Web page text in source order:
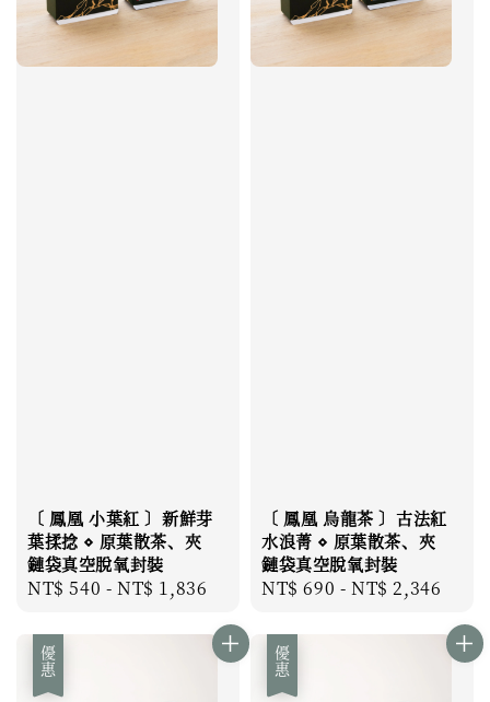
〔 鳳凰 小葉紅 〕新鮮芽
葉揉捻 ⋄ 原葉散茶、夾
鏈袋真空脫氧封裝
Regular
NT$ 540 -NT$ 1,836
〔 鳳凰 烏龍茶 〕古法紅
水浪菁 ⋄ 原葉散茶、夾
鏈袋真空脫氧封裝
Regular
NT$ 690 -NT$ 2,346
優惠 優惠